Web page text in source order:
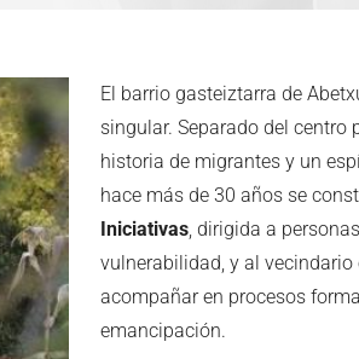
El barrio gasteiztarra de
singular. Separado del centro
historia de migrantes y un
hace más de 30 años se
Iniciativas, dirigida a
vulnerabilidad, y al vecindario
acompañar en procesos
emancipación.